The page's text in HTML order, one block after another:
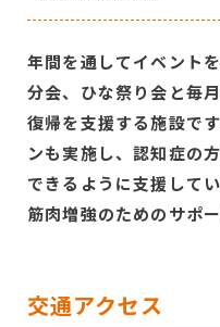
年間を通してイベント
分会、ひな祭り会と毎
復帰を支援する施設で
ンも実施し、認知症の
できるように支援して
筋肉増強のためのサポ
交通アクセス